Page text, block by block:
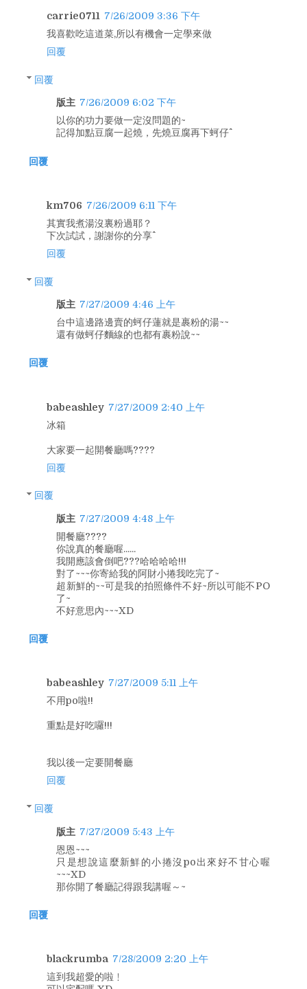
carrie0711 7/26/2009 3:36 下午
我喜歡吃這道菜,所以有機會一定學來做
回覆
回覆
版主 7/26/2009 6:02 下午
以你的功力要做一定沒問題的~
記得加點豆腐一起燒，先燒豆腐再下蚵仔^^
回覆
km706 7/26/2009 6:11 下午
其實我煮湯沒裏粉過耶？
下次試試，謝謝你的分享^^
回覆
回覆
版主 7/27/2009 4:46 上午
台中這邊路邊賣的蚵仔蓮就是裹粉的湯~~
還有做蚵仔麵線的也都有裹粉說~~
回覆
babeashley 7/27/2009 2:40 上午
冰箱
大家要一起開餐廳嗎????
回覆
回覆
版主 7/27/2009 4:48 上午
開餐廳????
你說真的餐廳喔......
我開應該會倒吧???哈哈哈哈!!!
對了~~~你寄給我的阿財小捲我吃完了~
超新鮮的~~可是我的拍照條件不好~所以可能不PO
了~
不好意思內~~~XD
回覆
babeashley 7/27/2009 5:11 上午
不用po啦!!
重點是好吃囉!!!
我以後一定要開餐廳
回覆
回覆
版主 7/27/2009 5:43 上午
恩恩~~~
只是想說這麼新鮮的小捲沒po出來好不甘心喔
~~~XD
那你開了餐廳記得跟我講喔～~
回覆
blackrumba 7/28/2009 2:20 上午
這到我超愛的啦﹗